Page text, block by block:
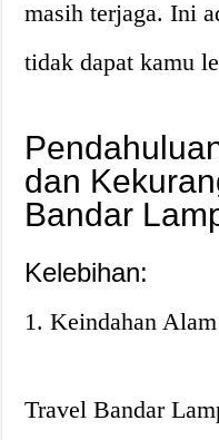
masih terjaga. Ini
tidak dapat kamu
dan
Bandar
Kelebihan:
1. Keindahan
Travel Bandar